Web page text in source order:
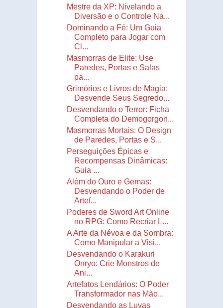
Mestre da XP: Nivelando a
Diversão e o Controle Na...
Dominando a Fé: Um Guia
Completo para Jogar com
Cl...
Masmorras de Elite: Use
Paredes, Portas e Salas
pa...
Grimórios e Livros de Magia:
Desvende Seus Segredo...
Desvendando o Terror: Ficha
Completa do Demogorgon...
Masmorras Mortais: O Design
de Paredes, Portas e S...
Perseguições Épicas e
Recompensas Dinâmicas:
Guia ...
Além do Ouro e Gemas:
Desvendando o Poder de
Artef...
Poderes de Sword Art Online
no RPG: Como Recriar L...
A Arte da Névoa e da Sombra:
Como Manipular a Visi...
Desvendando o Karakuri
Onryo: Crie Monstros de
Ani...
Artefatos Lendários: O Poder
Transformador nas Mão...
Desvendando as Luvas